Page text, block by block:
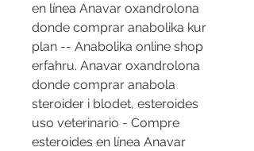
en línea Anavar oxandrolona
donde comprar anabolika kur
plan -- Anabolika online shop
erfahru. Anavar oxandrolona
donde comprar anabola
steroider i blodet, esteroides
uso veterinario - Compre
esteroides en línea Anavar